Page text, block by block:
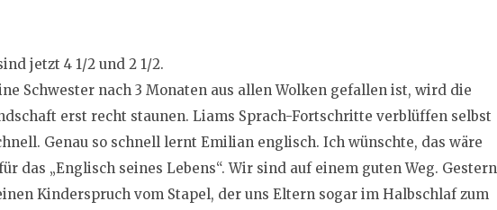
jetzt 4 1/2 und 2 1/2.
Schwester nach 3 Monaten aus allen Wolken gefallen ist, wird die
erst recht staunen. Liams Sprach-Fortschritte verblüffen selbst
Genau so schnell lernt Emilian englisch. Ich wünschte, das wäre
das „Englisch seines Lebens“. Wir sind auf einem guten Weg. Gestern
Kinderspruch vom Stapel, der uns Eltern sogar im Halbschlaf zum